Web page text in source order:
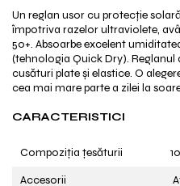
Un reglan usor cu protecție
împotriva razelor ultraviolete,
50+. Absoarbe excelent
(tehnologia Quick Dry). Reglanul
cusături plate și elastice. O
cea mai mare parte a zilei la
CARACTERISTICI
Compoziția țesăturii
Accesorii